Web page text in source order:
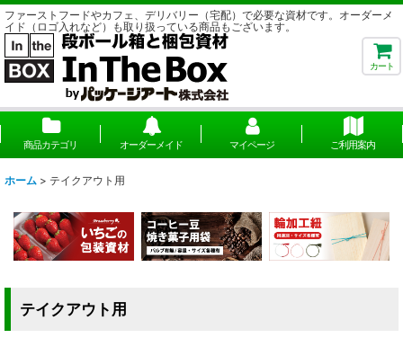
ファーストフードやカフェ、デリバリー（宅配）で必要な資材です。オーダーメ
イド（ロゴ入れなど）も取り扱っている商品もございます。
カート
商品カテゴリ オーダーメイド マイページ ご利用案内
ホーム > テイクアウト用
テイクアウト用